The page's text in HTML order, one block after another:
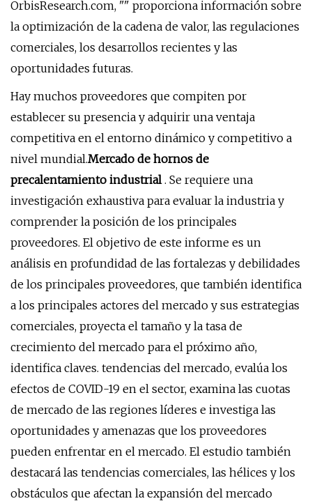
OrbisResearch.com, "" proporciona información sobre
la optimización de la cadena de valor, las regulaciones
comerciales, los desarrollos recientes y las
oportunidades futuras.
Hay muchos proveedores que compiten por
establecer su presencia y adquirir una ventaja
competitiva en el entorno dinámico y competitivo a
nivel mundial.Mercado de hornos de
precalentamiento industrial. Se requiere una
investigación exhaustiva para evaluar la industria y
comprender la posición de los principales
proveedores. El objetivo de este informe es un
análisis en profundidad de las fortalezas y debilidades
de los principales proveedores, que también identifica
a los principales actores del mercado y sus estrategias
comerciales, proyecta el tamaño y la tasa de
crecimiento del mercado para el próximo año,
identifica claves. tendencias del mercado, evalúa los
efectos de COVID-19 en el sector, examina las cuotas
de mercado de las regiones líderes e investiga las
oportunidades y amenazas que los proveedores
pueden enfrentar en el mercado. El estudio también
destacará las tendencias comerciales, las hélices y los
obstáculos que afectan la expansión del mercado